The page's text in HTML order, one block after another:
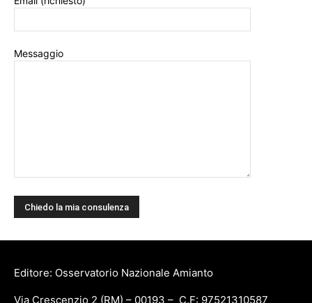
Messaggio
Editore: Osservatorio Nazionale Amianto
Via Crescenzio 2 (RM) – 00193 – C.F: 97521310587